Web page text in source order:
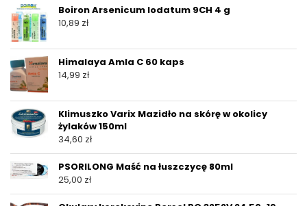
Boiron Arsenicum Iodatum 9CH 4 g
10,89 zł
Himalaya Amla C 60 kaps
14,99 zł
Klimuszko Varix Mazidło na skórę w okolicy
żylaków 150ml
34,60 zł
PSORILONG Maść na łuszczycę 80ml
25,00 zł